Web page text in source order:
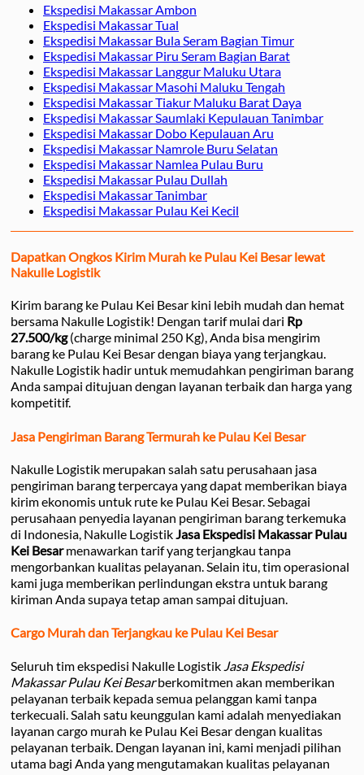
Ekspedisi Makassar Ambon
Ekspedisi Makassar Tual
Ekspedisi Makassar Bula Seram Bagian Timur
Ekspedisi Makassar Piru Seram Bagian Barat
Ekspedisi Makassar Langgur Maluku Utara
Ekspedisi Makassar Masohi Maluku Tengah
Ekspedisi Makassar Tiakur Maluku Barat Daya
Ekspedisi Makassar Saumlaki Kepulauan Tanimbar
Ekspedisi Makassar Dobo Kepulauan Aru
Ekspedisi Makassar Namrole Buru Selatan
Ekspedisi Makassar Namlea Pulau Buru
Ekspedisi Makassar Pulau Dullah
Ekspedisi Makassar Tanimbar
Ekspedisi Makassar Pulau Kei Kecil
Dapatkan Ongkos Kirim Murah ke Pulau Kei Besar lewat
Nakulle Logistik
Kirim barang ke Pulau Kei Besar kini lebih mudah dan hemat
bersama Nakulle Logistik! Dengan tarif mulai dari Rp
27.500/kg(charge minimal 250 Kg), Anda bisa mengirim
barang ke Pulau Kei Besar dengan biaya yang terjangkau.
Nakulle Logistik hadir untuk memudahkan pengiriman barang
Anda sampai ditujuan dengan layanan terbaik dan harga yang
kompetitif.
Jasa Pengiriman Barang Termurah ke Pulau Kei Besar
Nakulle Logistik merupakan salah satu perusahaan jasa
pengiriman barang terpercaya yang dapat memberikan biaya
kirim ekonomis untuk rute ke Pulau Kei Besar. Sebagai
perusahaan penyedia layanan pengiriman barang terkemuka
di Indonesia, Nakulle LogistikJasa Ekspedisi Makassar Pulau
Kei Besarmenawarkan tarif yang terjangkau tanpa
mengorbankan kualitas pelayanan. Selain itu, tim operasional
kami juga memberikan perlindungan ekstra untuk barang
kiriman Anda supaya tetap aman sampai ditujuan.
Cargo Murah dan Terjangkau ke Pulau Kei Besar
Seluruh tim ekspedisi Nakulle Logistik Jasa Ekspedisi
Makassar Pulau Kei Besarberkomitmen akan memberikan
pelayanan terbaik kepada semua pelanggan kami tanpa
terkecuali. Salah satu keunggulan kami adalah menyediakan
layanan cargo murah ke Pulau Kei Besar dengan kualitas
pelayanan terbaik. Dengan layanan ini, kami menjadi pilihan
utama bagi Anda yang mengutamakan kualitas pelayanan